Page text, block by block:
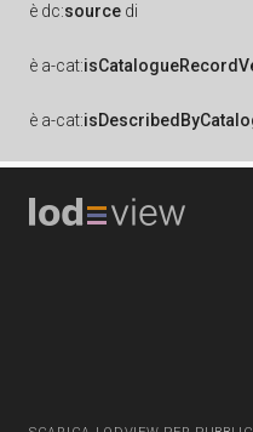
è dc:source di
è a-cat:
è a-cat: